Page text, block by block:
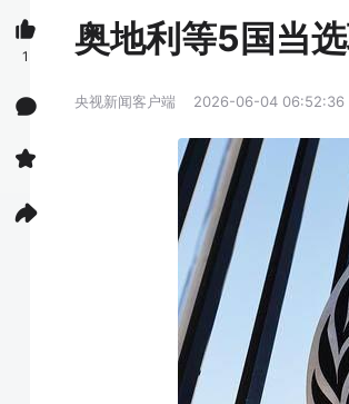
奥地利等5国当
央视新闻客户端 2026-06-04 06:52:36
1